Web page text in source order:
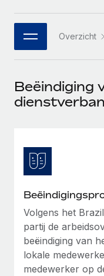
Integraties
DIENSTEN
Vereenvoudig het
Compliance
Blijf compliance-
Apparaatbeheer
Lever en track
WERK MET ONS
Strategische
Een partner
Ontdek hoe je
Hoe AI-pionier
liet groeien met
Weaviate in één
AI-first infrastructuur.
Meer informatie
Webinars
Newsroom
Support
BLOG
Global Payroll
EOR en PEO
日本語
한국어
Overzicht
Beëindiging
Volgens het
partij de
beëindiging van
lokale
medewerker op